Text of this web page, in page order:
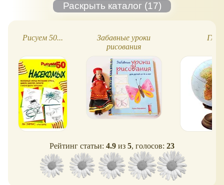
Рисуем 50...
Забавные уроки
рисования
Рейтинг статьи: 4.9 из 5, голосов: 23